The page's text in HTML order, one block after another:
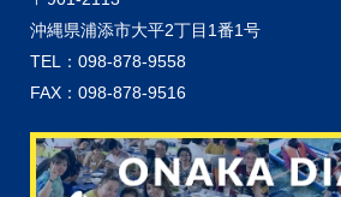
沖縄県浦添市大平2丁目1番1号
TEL：098-878-9558
FAX：098-878-9516